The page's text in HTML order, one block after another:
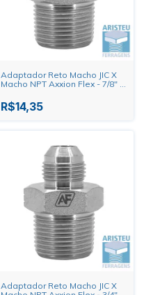
Adaptador Reto Macho JIC X
Macho NPT Axxion Flex - 7/8" X
R$14,35
Adaptador Reto Macho JIC X